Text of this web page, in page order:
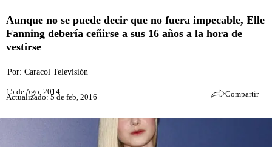
Aunque no se puede decir que no fuera impecable, Elle
Fanning debería ceñirse a sus 16 años a la hora de
vestirse
Por: Caracol Televisión
15 de Ago, 2014
Actualizado: 5 de feb, 2016 Compartir